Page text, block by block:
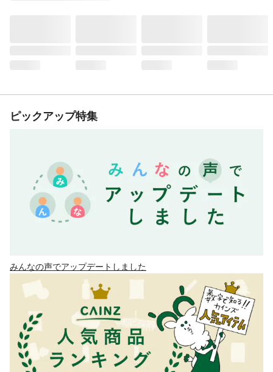
ピックアップ特集
みんなの声でアップデートしました